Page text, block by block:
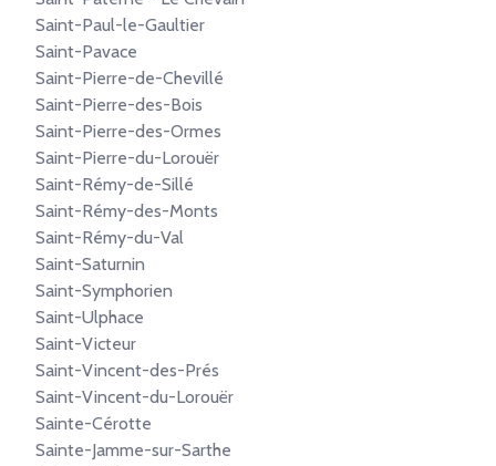
Saint-Paul-le-Gaultier
Saint-Pavace
Saint-Pierre-de-Chevillé
Saint-Pierre-des-Bois
Saint-Pierre-des-Ormes
Saint-Pierre-du-Lorouër
Saint-Rémy-de-Sillé
Saint-Rémy-des-Monts
Saint-Rémy-du-Val
Saint-Saturnin
Saint-Symphorien
Saint-Ulphace
Saint-Victeur
Saint-Vincent-des-Prés
Saint-Vincent-du-Lorouër
Sainte-Cérotte
Sainte-Jamme-sur-Sarthe